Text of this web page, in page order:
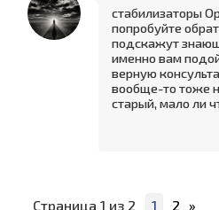
стабилизаторы
попробуйте
подскажут
именно вам
верную
вообще-то тоже
старый, мало ли
Страница 1 из 2 1 2 »